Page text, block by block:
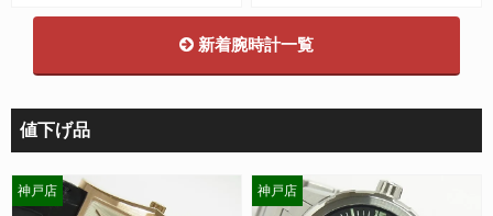
新着腕時計一覧
値下げ品
神戸店 神戸店